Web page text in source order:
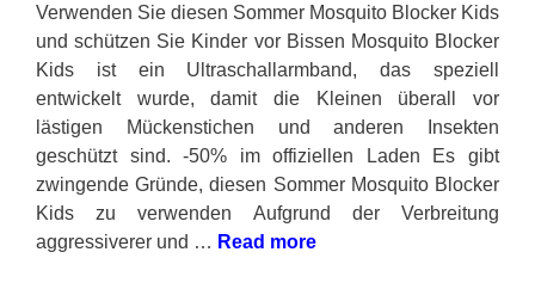
Verwenden Sie diesen Sommer Mosquito Blocker Kids
und schützen Sie Kinder vor Bissen Mosquito Blocker
Kids ist ein Ultraschallarmband, das speziell
entwickelt wurde, damit die Kleinen überall vor
lästigen Mückenstichen und anderen Insekten
geschützt sind. -50% im offiziellen Laden Es gibt
zwingende Gründe, diesen Sommer Mosquito Blocker
Kids zu verwenden Aufgrund der Verbreitung
aggressiverer und … Read more